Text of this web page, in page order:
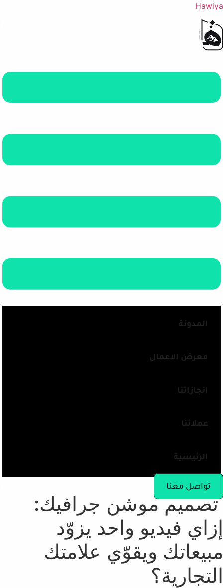
Hawiya
الرئيسية
عملائنا
انجازاتنا
معرض الاعمال
المدونة
تواصل معنا
تصميم موشن جرافيك:
إزاي فيديو واحد يزوّد
مبيعاتك ويقوّي علامتك
التجارية؟